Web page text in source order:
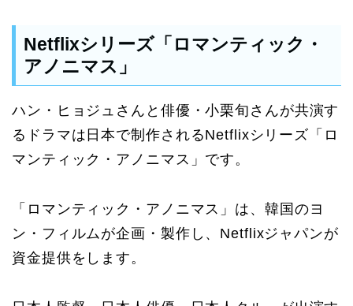
Netflixシリーズ「ロマンティック・
アノニマス」
ハン・ヒョジュさんと俳優・小栗旬さんが共演す
るドラマは日本で制作されるNetflixシリーズ「ロ
マンティック・アノニマス」です。
「ロマンティック・アノニマス」は、韓国のヨ
ン・フィルムが企画・製作し、Netflixジャパンが
資金提供をします。